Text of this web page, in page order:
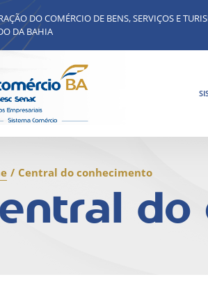
DO COMÉRCIO DE BENS, SERVIÇOS E
DA BAHIA
/ Central do conhecimento
do